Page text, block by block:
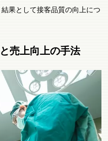
果として接客品質の向上につ
売上向上の手法